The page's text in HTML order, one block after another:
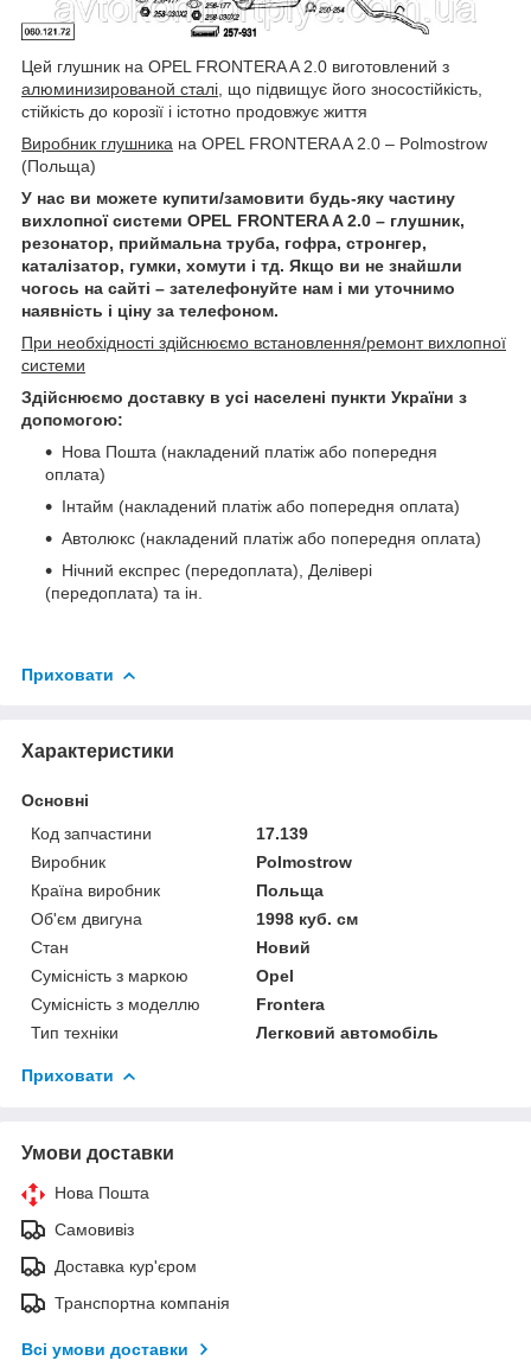
Цей глушник на OPEL FRONTERA A 2.0 виготовлений з
алюминизированой сталі , що підвищує його зносостійкість,
стійкість до корозії і істотно продовжує життя
Виробник глушника на OPEL FRONTERA A 2.0 – Polmostrow
(Польща)
У нас ви можете купити/замовити будь-яку частину
вихлопної системи OPEL FRONTERA A 2.0 – глушник,
резонатор, приймальна труба, гофра, стронгер,
каталізатор, гумки, хомути і тд. Якщо ви не знайшли
чогось на сайті – зателефонуйте нам і ми уточнимо
наявність і ціну за телефоном.
При необхідності здійснюємо встановлення/ремонт вихлопної
системи
Здійснюємо доставку в усі населені пункти України з
допомогою:
Нова Пошта (накладений платіж або попередня
оплата)
Інтайм (накладений платіж або попередня оплата)
Автолюкс (накладений платіж або попередня оплата)
Нічний експрес (передоплата), Делівері
(передоплата) та ін.
Приховати
Характеристики
Основні
Код запчастини
17.139
Виробник
Polmostrow
Країна виробник
Польща
Об'єм двигуна
1998 куб. см
Стан
Новий
Сумісність з маркою
Opel
Сумісність з моделлю
Frontera
Тип техніки
Легковий автомобіль
Приховати
Умови доставки
Нова Пошта
Самовивіз
Доставка кур'єром
Транспортна компанія
Всі умови доставки